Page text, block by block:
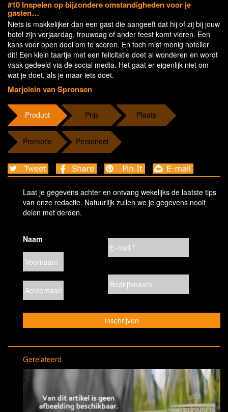
#10 Inspelen op bijzondere omstandigheden voor je
gasten…
Niets is makkelijker dan een gast die aangeeft dat hij of zij bij jouw
hotel zijn verjaardag, trouwdag of ander feest komt vieren. Een
kans voor open doel om te scoren. En toch mist menig hotelier
dit! Een klein taartje met een felicitatie doet al wonderen en wordt
vaak gedeeld via de social media. Het gaat er eigenlijk niet om
wat je doet, als je maar iets doet.
Marjolein van Spronsen
Product Prijs Plaats
Promotie Personeel
Laat je gegevens achter en ontvang wekelijks de laatste tips
van onze redactie. Natuurlijk zullen we je gegevens nooit
delen met derden.
Naam
Gerelateerd